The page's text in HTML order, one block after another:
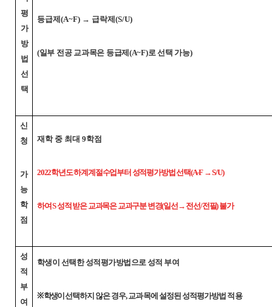
평
가
방
법
선
택
등급제(A~F) → 급락제(S/U)
(일부 전공 교과목은 등급제(A~F)로 선택 가능)
신
청
가
능
학
점
재학 중 최대 9학점
2022학년도 하계계절수업부터 성적평가방법 선택(A-F → S/U)
하여 S 성적 받은 교과목은 교과구분 변경(일선→ 전선/전필) 불가
성
적
부
여
학생이 선택한 성적평가방법으로 성적 부여
※ 학생이선택하지 않은 경우, 교과목에 설정된 성적평가방법 적용